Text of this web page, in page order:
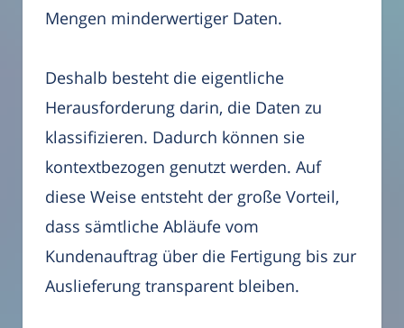
Mengen minderwertiger Daten.
Deshalb besteht die eigentliche
Herausforderung darin, die Daten zu
klassifizieren. Dadurch können sie
kontextbezogen genutzt werden. Auf
diese Weise entsteht der große Vorteil,
dass sämtliche Abläufe vom
Kundenauftrag über die Fertigung bis zur
Auslieferung transparent bleiben.